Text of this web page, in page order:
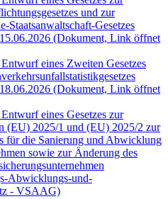
und zur
Staatsanwaltschaft-Gesetzes
(Dokument, Link öffnet
eines Zweiten Gesetzes
(Dokument, Link öffnet
eines Gesetzes zur
(EU) 2025/1 und (EU) 2025/2 zur
für die Sanierung und Abwicklung
sowie zur Änderung des
Abwicklungs-und-
- VSAAG)